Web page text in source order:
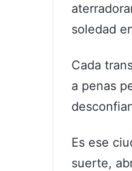
soledad
Cada
a penas
Es ese
suerte,